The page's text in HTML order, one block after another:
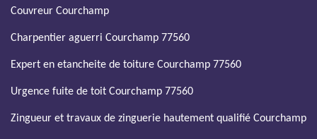
Couvreur Courchamp
Charpentier aguerri Courchamp 77560
Expert en etancheite de toiture Courchamp 77560
Urgence fuite de toit Courchamp 77560
Zingueur et travaux de zinguerie hautement qualifié Courchamp